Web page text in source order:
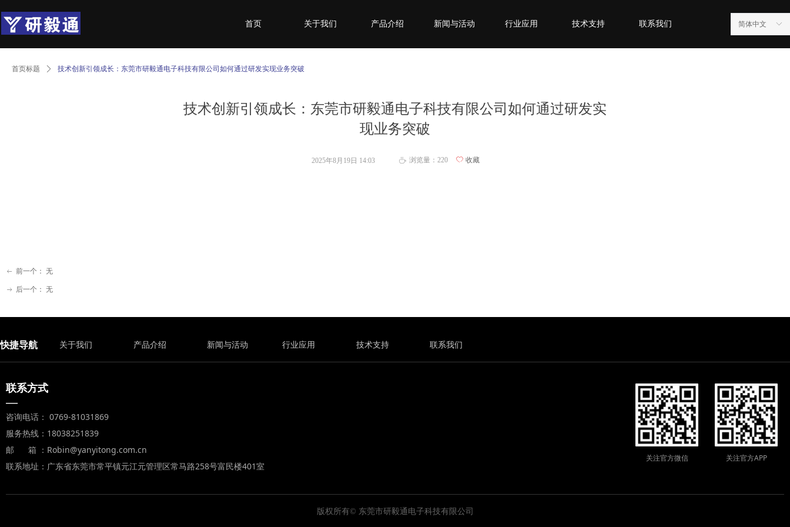
首页 关于我们 产品介绍 新闻与活动 行业应用 技术支持 联系我们 ꀅ
简体中文
技术创新引领成长：东莞市研毅通电子科技有限公司如何通过研发实
现业务突破
首页标题 ꄲ 技术创新引领成长：东莞市研毅通电子科技有限公司如何通过研发实现业务突破
ꂃ 前一个： 无
ꁹ 后一个： 无
2025年8月19日 14:03 ꄘ 浏览量： 220 ꄀ 收藏
快捷导航 关于我们 产品介绍 新闻与活动 行业应用 技术支持 联系我们
版权所有© 东莞市研毅通电子科技有限公司
联系方式
—
咨询电话： 0769-81031869
服务热线：18038251839
邮 箱 ：Robin@yanyitong.com.cn
联系地址：广东省东莞市常平镇元江元管理区常马路258号富民楼401室
关注官方微信 关注官方APP